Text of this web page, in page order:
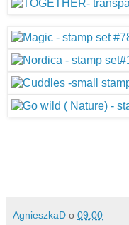
AgnieszkaD o 09:00